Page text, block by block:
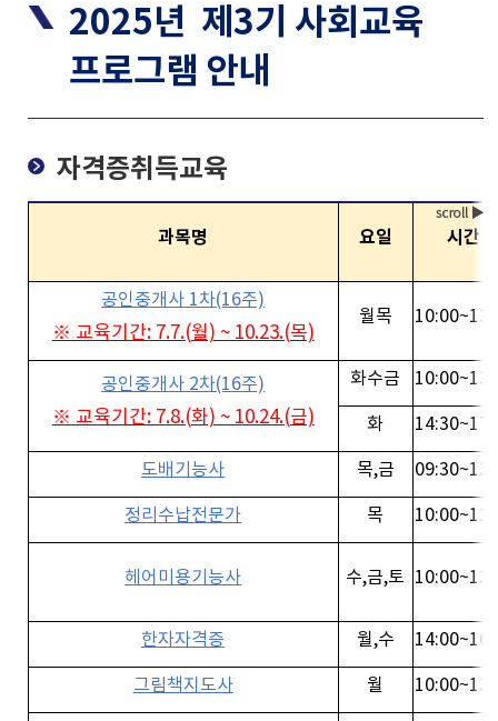
2025년 제3기 사회교육
프로그램 안내
자격증취득교육
과목명 요일 시간
공인중개사 1차(16주)
※ 교육기간: 7.7.(월) ~ 10.23.(목)
월목
공인중개사 2차(16주)
※ 교육기간: 7.8.(화) ~ 10.24.(금)
화수금
화
도배기능사 목,금
정리수납전문가 목
헤어미용기능사 수,금,토
한자자격증 월,수
그림책지도사 월